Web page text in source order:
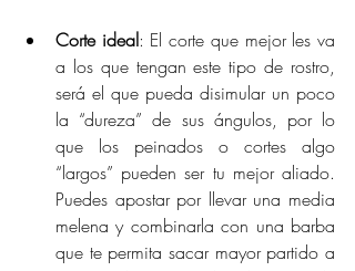
Corte ideal: El corte que mejor les va
a los que tengan este tipo de rostro,
será el que pueda disimular un poco
la “dureza” de sus ángulos, por lo
que los peinados o cortes algo
“largos” pueden ser tu mejor aliado.
Puedes apostar por llevar una media
melena y combinarla con una barba
que te permita sacar mayor partido a